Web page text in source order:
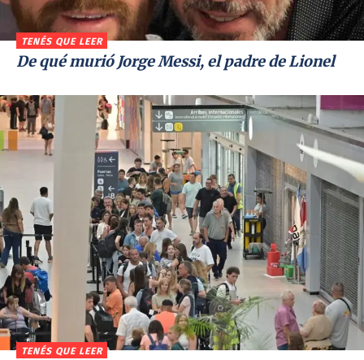
TENÉS QUE LEER
De qué murió Jorge Messi, el padre de Lionel
TENÉS QUE LEER